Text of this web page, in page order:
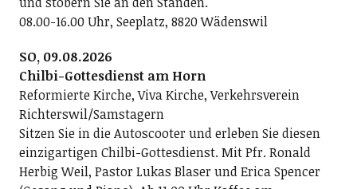
08.00-16.00 Uhr, Seeplatz, 8820 Wädenswil
SO, 09.08.2026
Chilbi-Gottesdienst am Horn
Reformierte Kirche, Viva Kirche, Verkehrsverein
Richterswil/Samstagern
Sitzen Sie in die Autoscooter und erleben Sie diesen
einzigartigen Chilbi-Gottesdienst. Mit Pfr. Ronald
Herbig Weil, Pastor Lukas Blaser und Erica Spencer